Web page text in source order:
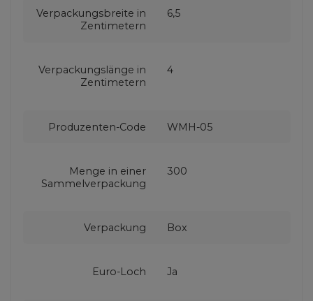
Verpackungsbreite in
Zentimetern
6,5
Verpackungslänge in
Zentimetern
4
Produzenten-Code WMH-05
Menge in einer
Sammelverpackung
300
Verpackung Box
Euro-Loch Ja